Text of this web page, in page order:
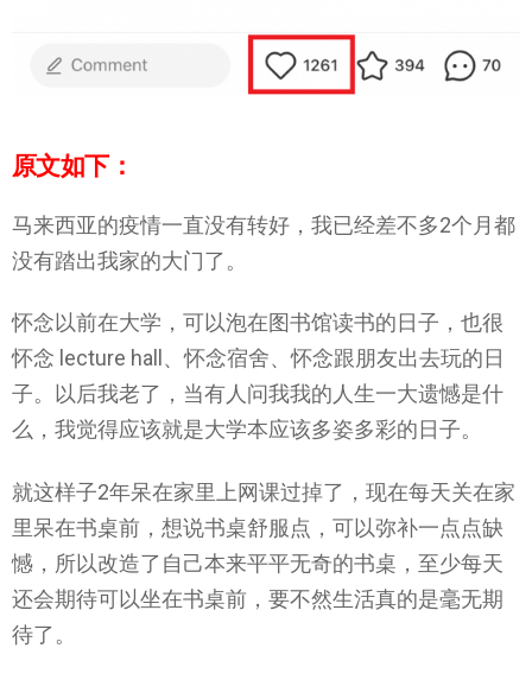
原文如下：
马来西亚的疫情一直没有转好，我已经差不多2个月都
没有踏出我家的大门了。
怀念以前在大学，可以泡在图书馆读书的日子，也很
怀念 lecture hall、怀念宿舍、怀念跟朋友出去玩的日
子。以后我老了，当有人问我我的人生一大遗憾是什
么，我觉得应该就是大学本应该多姿多彩的日子。
就这样子2年呆在家里上网课过掉了，现在每天关在家
里呆在书桌前，想说书桌舒服点，可以弥补一点点缺
憾，所以改造了自己本来平平无奇的书桌，至少每天
还会期待可以坐在书桌前，要不然生活真的是毫无期
待了。